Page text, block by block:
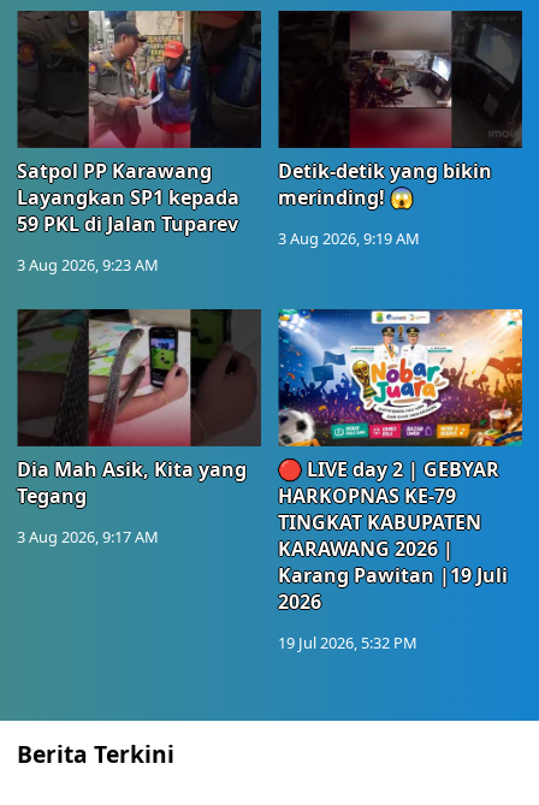
Satpol PP Karawang
Layangkan SP1 kepada
59 PKL di Jalan Tuparev
3 Aug 2026, 9:23 AM
Detik-detik yang bikin
merinding! 😱
3 Aug 2026, 9:19 AM
Dia Mah Asik, Kita yang
Tegang
3 Aug 2026, 9:17 AM
🔴 LIVE day 2 | GEBYAR
HARKOPNAS KE-79
TINGKAT KABUPATEN
KARAWANG 2026 |
Karang Pawitan |19 Juli
2026
19 Jul 2026, 5:32 PM
Berita Terkini